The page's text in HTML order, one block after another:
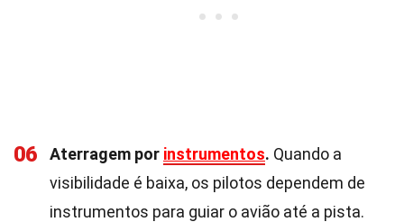
06 Aterragem por instrumentos. Quando a
visibilidade é baixa, os pilotos dependem de
instrumentos para guiar o avião até a pista.